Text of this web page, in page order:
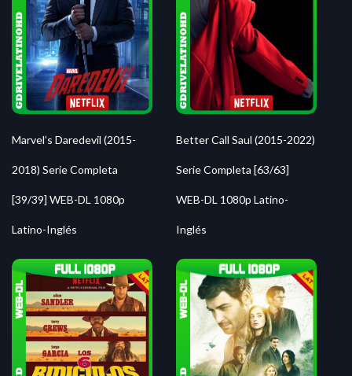
Marvel’s Daredevil (2015-
2018) Serie Completa
[39/39] WEB-DL 1080p
Latino-Inglés
Better Call Saul (2015-2022)
Serie Completa [63/63]
WEB-DL 1080p Latino-
Inglés